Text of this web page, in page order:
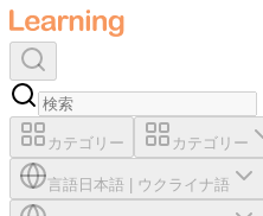
カテゴリー カテゴリー
言語 日本語 ウクライナ語